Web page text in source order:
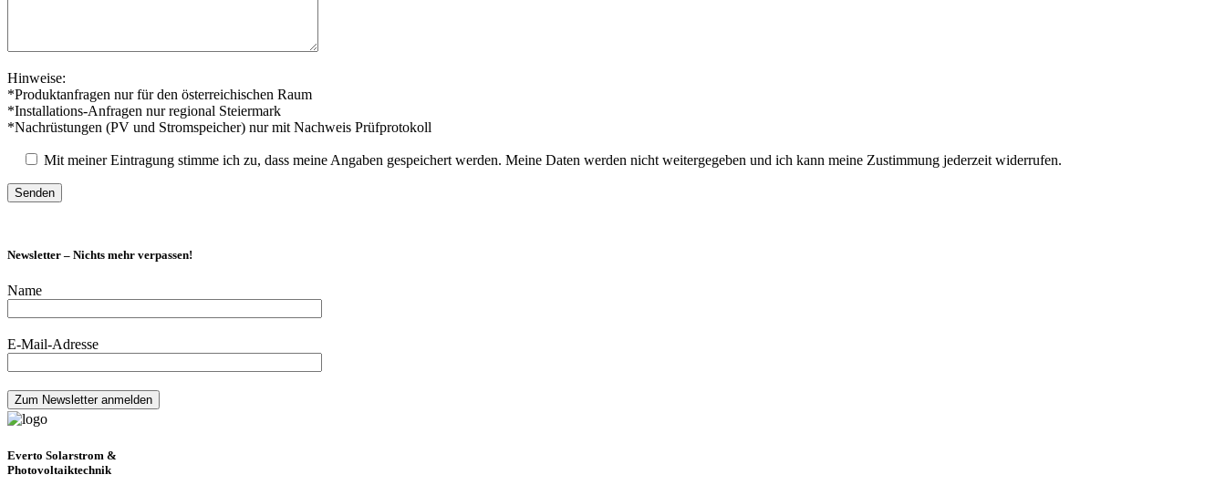
Hinweise:
*Produktanfragen nur für den österreichischen Raum
*Installations-Anfragen nur regional Steiermark
*Nachrüstungen (PV und Stromspeicher) nur mit Nachweis Prüfprotokoll
Mit meiner Eintragung stimme ich zu, dass meine Angaben gespeichert werden. Meine Daten werden nicht weitergegeben und ich kann meine Zustimmung jederzeit widerrufen.
Newsletter – Nichts mehr verpassen!
Name
E-Mail-Adresse
Everto Solarstrom &
Photovoltaiktechnik